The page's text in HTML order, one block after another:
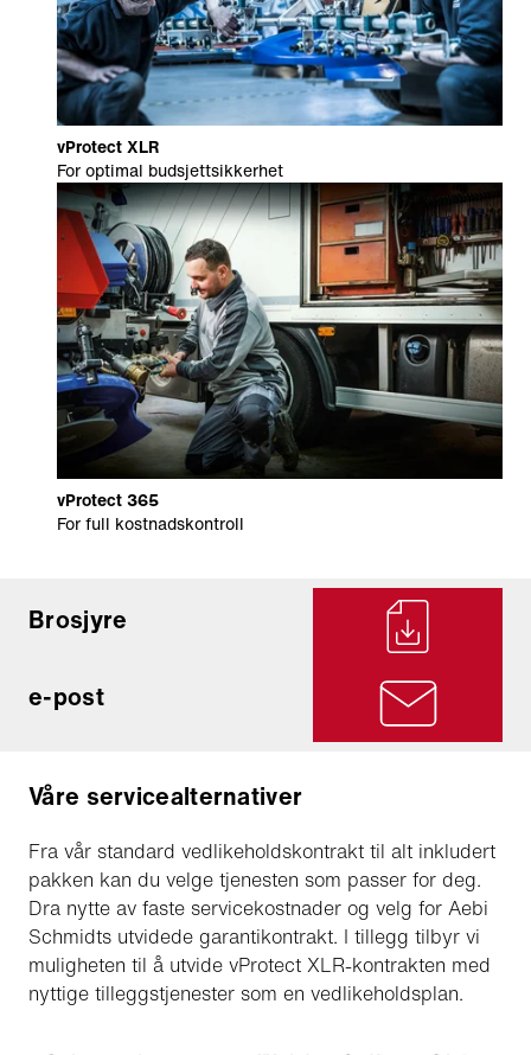
vProtect XLR
For optimal budsjettsikkerhet
vProtect 365
For full kostnadskontroll
Brosjyre
e-post
Våre servicealternativer
Fra vår standard vedlikeholdskontrakt til alt inkludert
pakken kan du velge tjenesten som passer for deg.
Dra nytte av faste servicekostnader og velg for Aebi
Schmidts utvidede garantikontrakt. I tillegg tilbyr vi
muligheten til å utvide vProtect XLR-kontrakten med
nyttige tilleggstjenester som en vedlikeholdsplan.